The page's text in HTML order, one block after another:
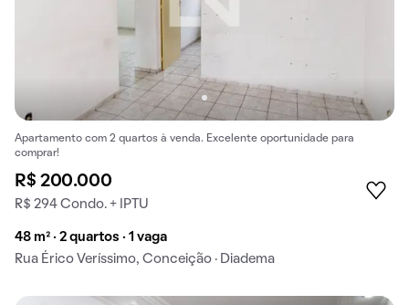
Apartamento com 2 quartos à venda. Excelente oportunidade para
comprar!
R$ 200.000
R$ 294 Condo. + IPTU
48 m² · 2 quartos · 1 vaga
Rua Érico Veríssimo, Conceição · Diadema